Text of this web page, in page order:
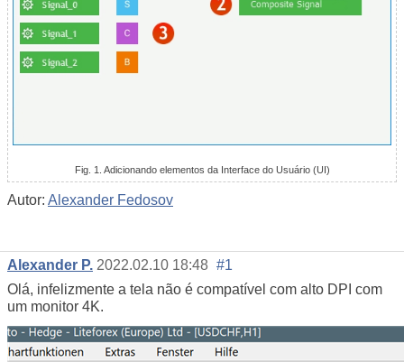
Fig. 1. Adicionando elementos da Interface do Usuário (UI)
Autor: Alexander Fedosov
Alexander P. 2022.02.10 18:48 #1
Olá, infelizmente a tela não é compatível com alto DPI com
um monitor 4K.